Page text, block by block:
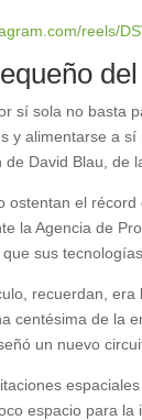
reels/
sí sola no basta
y alimentarse a
de David Blau, de
ostentan el
la Agencia de
sus
recuerdan,
centésima de la
un nuevo
espacio para